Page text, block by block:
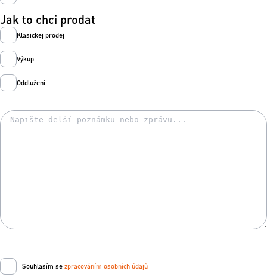
Jak to chci prodat
Klasickej prodej
Výkup
Oddlužení
Souhlasím se zpracováním osobních údajů